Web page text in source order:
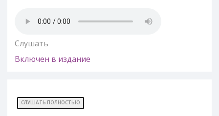
Слушать
Включен в издание
СЛУШАТЬ ПОЛНОСТЬЮ